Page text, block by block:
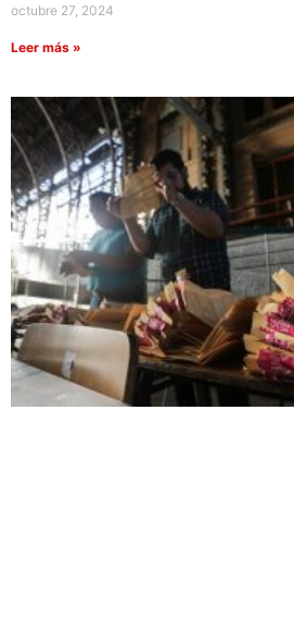
octubre 27, 2024
Leer más »